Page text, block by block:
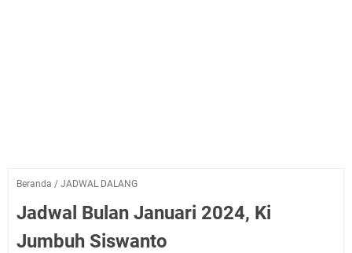
Beranda / JADWAL DALANG
Jadwal Bulan Januari 2024, Ki
Jumbuh Siswanto